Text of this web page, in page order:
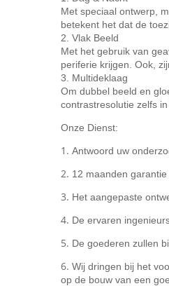
Met speciaal ontwerp,
betekent het dat de
2. Vlak Beeld
Met het gebruik van
periferie krijgen. Ook,
3. Multideklaag
Om dubbel beeld en
contrastresolutie zelfs in
Onze Dienst:
1. Antwoord uw
2. 12 maanden
3. Het aangepaste
4. De ervaren
5. De goederen zullen
6. Wij dringen bij het
op de bouw van een